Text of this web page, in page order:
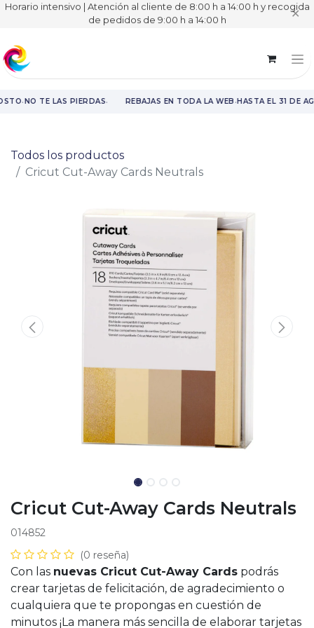
Horario intensivo | Atención al cliente de 8:00 h a 14:00 h y recogida
de pedidos de 9:00 h a 14:00 h
✕
·NO TE LAS PIERDAS· REBAJAS EN TODA LA WEB·HASTA EL 31 DE
Todos los productos
Cricut Cut-Away Cards Neutrals
Cricut Cut-Away Cards Neutrals
014852
(0 reseña)
Con las nuevas Cricut Cut-Away Cards podrás
crear tarjetas de felicitación, de agradecimiento o
cualquiera que te propongas en cuestión de
minutos ¡La manera más sencilla de elaborar tarjetas